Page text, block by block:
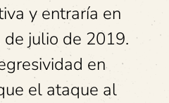
y entraría en
julio de 2019.
en
el ataque al